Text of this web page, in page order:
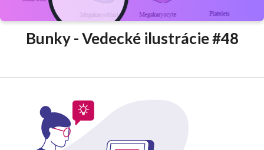
Bunky - Vedecké ilustrácie #48